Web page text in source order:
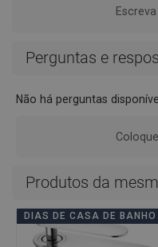
Perguntas e
Não há perguntas
Produtos da
DIAS DE CASA DE BANHO